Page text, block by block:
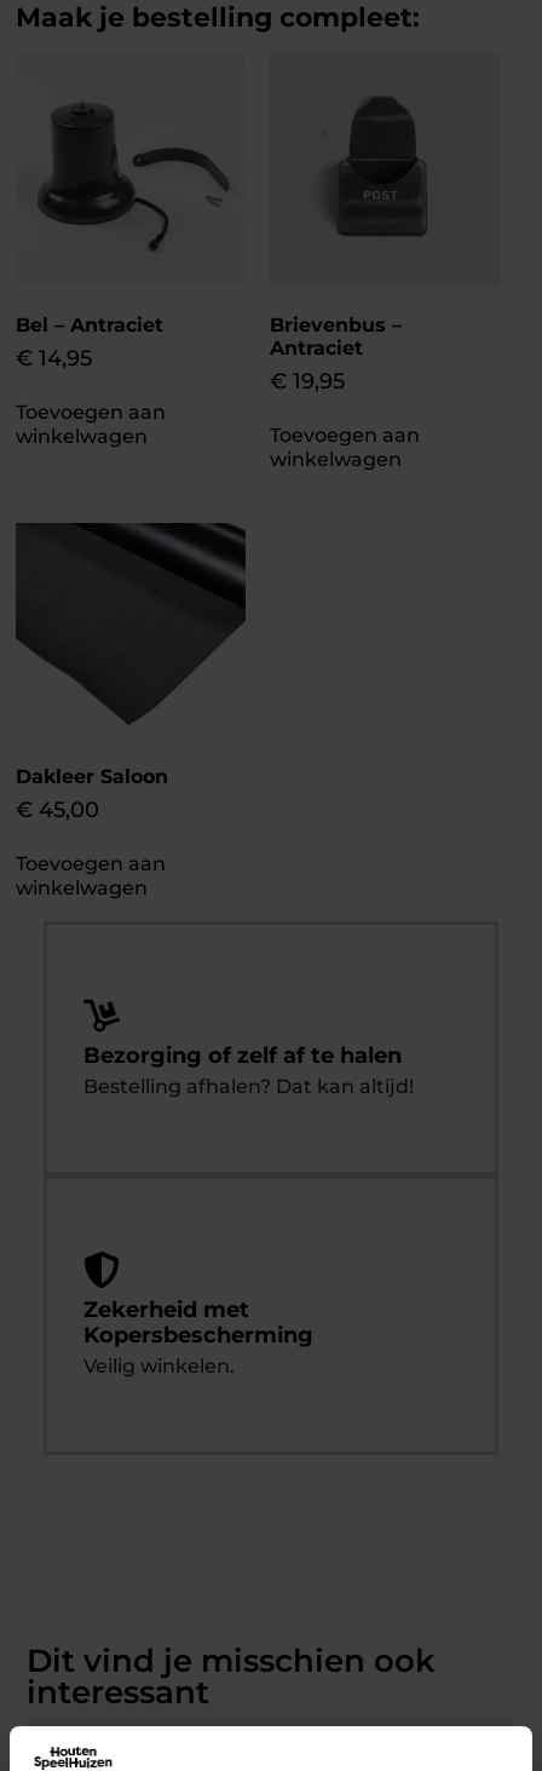
Maak je bestelling compleet:
Bel – Antraciet
€ 14,95
Toevoegen aan
winkelwagen
Brievenbus –
Antraciet
€ 19,95
Toevoegen aan
winkelwagen
Dakleer Saloon
€ 45,00
Toevoegen aan
winkelwagen
Bezorging of zelf af te halen
Bestelling afhalen? Dat kan altijd!
Zekerheid met
Kopersbescherming
Veilig winkelen.
Dit vind je misschien ook
interessant